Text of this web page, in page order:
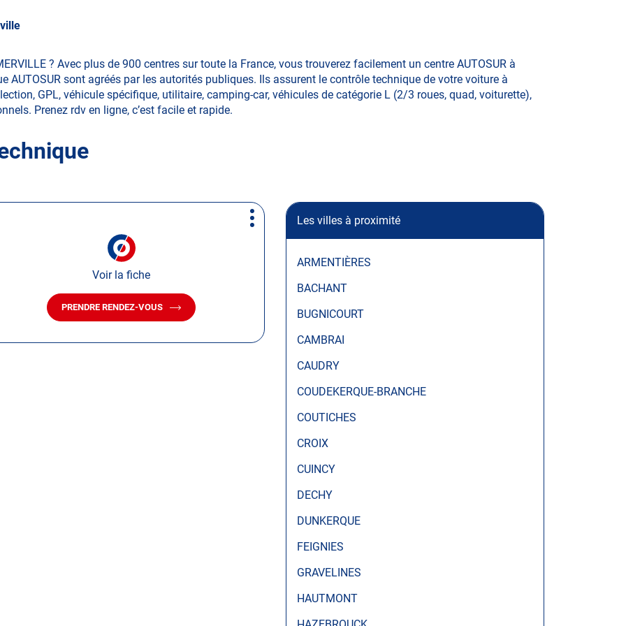
? Avec plus de 900 centres sur toute la France, vous trouverez facilement un centre AUTOSUR à
AUTOSUR sont agréés par les autorités publiques. Ils assurent le contrôle technique de votre voiture à
GPL, véhicule spécifique, utilitaire, camping-car, véhicules de catégorie L (2/3 roues, quad, voiturette),
Prenez rdv en ligne, c’est facile et rapide.
Les villes à proximité
ARMENTIÈRES
BACHANT
BUGNICOURT
CAMBRAI
CAUDRY
COUDEKERQUE-BRANCHE
COUTICHES
CROIX
CUINCY
DECHY
DUNKERQUE
FEIGNIES
GRAVELINES
HAUTMONT
Voir la fiche
PRENDRE RENDEZ-VOUS
AVEC
LE
Plus
d'options